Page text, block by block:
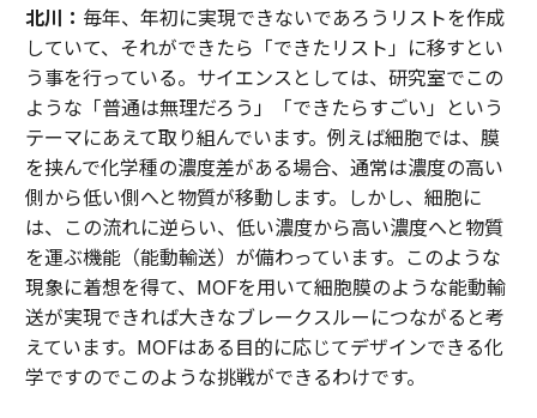
北川： 毎年、年初に実現できないであろうリストを作成
していて、それができたら「できたリスト」に移すとい
う事を行っている。サイエンスとしては、研究室でこの
ような「普通は無理だろう」「できたらすごい」という
テーマにあえて取り組んでいます。例えば細胞では、膜
を挟んで化学種の濃度差がある場合、通常は濃度の高い
側から低い側へと物質が移動します。しかし、細胞に
は、この流れに逆らい、低い濃度から高い濃度へと物質
を運ぶ機能（能動輸送）が備わっています。このような
現象に着想を得て、MOFを用いて細胞膜のような能動輸
送が実現できれば大きなブレークスルーにつながると考
えています。MOFはある目的に応じてデザインできる化
学ですのでこのような挑戦ができるわけです。